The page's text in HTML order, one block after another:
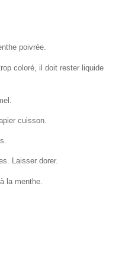
poivrée.
coloré, il doit rester liquide
cuisson.
Laisser dorer.
la menthe.